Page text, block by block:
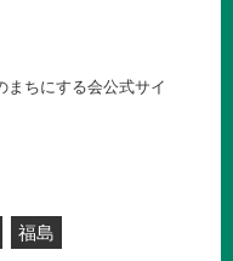
まちにする会公式サイ
福島